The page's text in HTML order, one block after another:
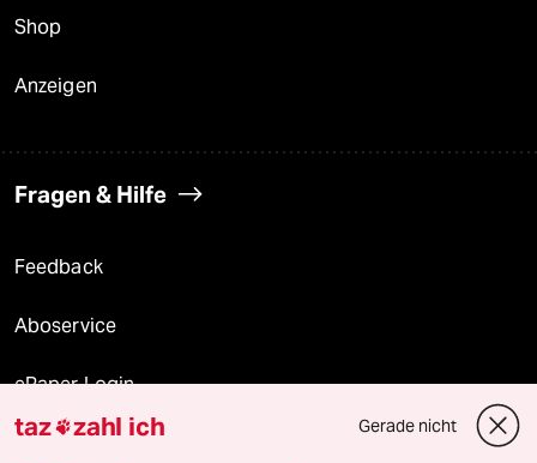
Shop
Anzeigen
Fragen & Hilfe
Feedback
Aboservice
ePaper Login
Downloads für Abonnierende
taz zahl ich Gerade nicht